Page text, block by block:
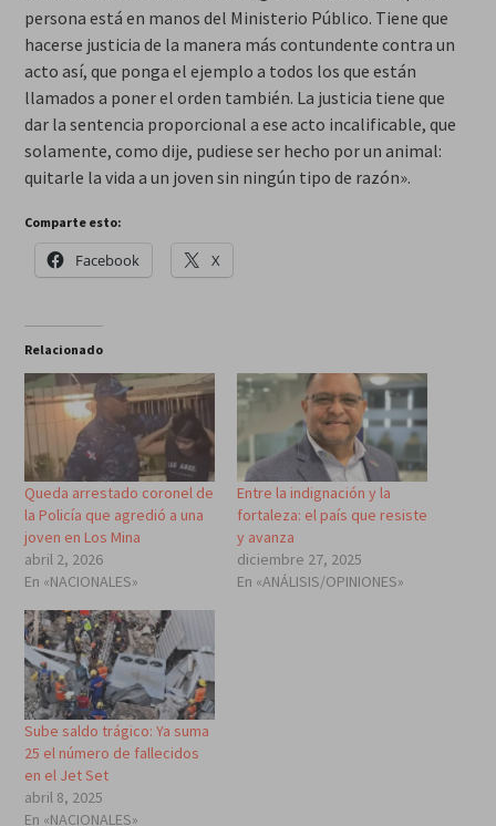
persona está en manos del Ministerio Público. Tiene que
hacerse justicia de la manera más contundente contra un
acto así, que ponga el ejemplo a todos los que están
llamados a poner el orden también. La justicia tiene que
dar la sentencia proporcional a ese acto incalificable, que
solamente, como dije, pudiese ser hecho por un animal:
quitarle la vida a un joven sin ningún tipo de razón».
Comparte esto:
Facebook X
Relacionado
Queda arrestado coronel de
la Policía que agredió a una
joven en Los Mina
abril 2, 2026
En «NACIONALES»
Entre la indignación y la
fortaleza: el país que resiste
y avanza
diciembre 27, 2025
En «ANÁLISIS/OPINIONES»
Sube saldo trágico: Ya suma
25 el número de fallecidos
en el Jet Set
abril 8, 2025
En «NACIONALES»